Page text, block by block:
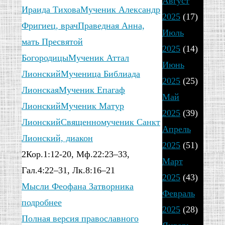
празднования
Дня
защитника
Отечества
от
tatiana1982
23.02.2025
21.02.2025
Досточтимые
ветераны
Ираида ТиховаМученик Александр
Фригиец, врачПраведная Анна,
мать Пресвятой
БогородицыМученик Аттал
ЛионскийМученица Библиада
ЛионскаяМученик Епагаф
ЛионскийМученик Матур
ЛионскийСвященномученик Санкт
Лионский, диакон
2Кор.1:12-20, Мф.22:23–33,
Гал.4:22–31, Лк.8:16–21
Мысли Феофана Затворника
подробнее
Полная версия православного
2025 (17)
Июль
2025 (14)
Июнь
2025 (25)
Май
2025 (39)
Апрель
2025 (51)
Март
2025 (43)
Февраль
2025 (28)